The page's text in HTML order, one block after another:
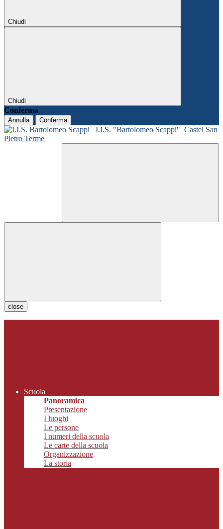
Chiudi
Chiudi
Conferma
Annulla Conferma
I.I.S. "Bartolomeo Scappi" Castel San
Pietro Terme
close
Scuola
Panoramica
Presentazione
I luoghi
Le persone
I numeri della scuola
Le carte della scuola
Organizzazione
La storia